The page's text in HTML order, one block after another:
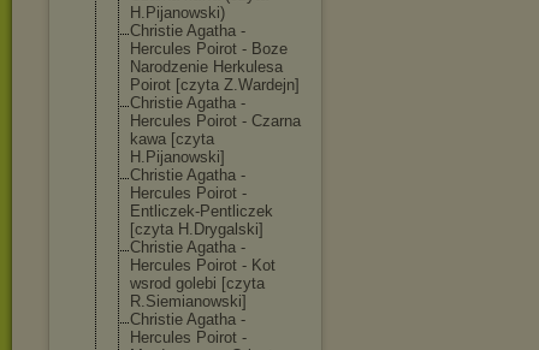
H.Pijanowski)
Christie Agatha -
Hercules Poirot - Boze
Narodzenie Herkulesa
Poirot [czyta Z.Wardejn]
Christie Agatha -
Hercules Poirot - Czarna
kawa [czyta
H.Pijanowski]
Christie Agatha -
Hercules Poirot -
Entliczek-Pent liczek
[czyta H.Drygalski]
Christie Agatha -
Hercules Poirot - Kot
wsrod golebi [czyta
R.Siemianowski]
Christie Agatha -
Hercules Poirot -